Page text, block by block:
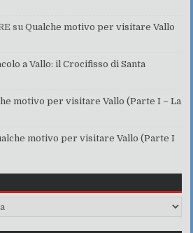
suQualche motivo per visitare Vallo
a Vallo: il Crocifisso di Santa
motivo per visitare Vallo (Parte I – La
motivo per visitare Vallo (Parte I